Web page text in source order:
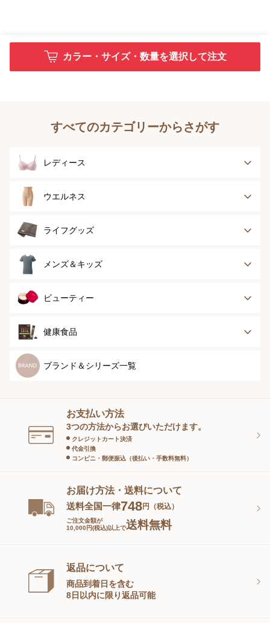
カラー・サイズ・数量を選択して注文
すべてのカテゴリーからさがす
レディース
ブラジャー
ボディースーツ
ランジェリー
イツ
ウエルネス
健康サポート
スポーツ
ライフグッズ
アウター
グッズ
メンズ＆キッズ
メンズトップ
メンズソックス
ビューティー
スキンケア
スペシャルケア
スキンケアグッズ
健康食品
健康食品
ブランド＆シリーズ一覧
お支払い方法
3つの方法からお選びいただけます。
クレジットカート決済
代金引換
コンビニ・郵便振込（後払い・手数料無料）
お届け方法・送料について
送料全国一律748円（税込）
ご注文金額が
10,000円(税込)以上で送料無料
返品について
商品到着日を含む
8日以内に限り返品可能